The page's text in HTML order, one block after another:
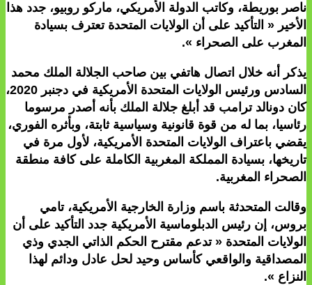
ناصر بوريطة، وكاتب الدولة الأمريكي، ماركو روبيو، جدد هذا
الأخير « التأكيد على أن الولايات المتحدة تعترف بسيادة
المغرب على الصحراء ».
يذكر أنه خلال اتصال هاتفي بين صاحب الجلالة الملك محمد
السادس ورئيس الولايات المتحدة الأمريكية في دجنبر 2020،
كان دونالد ترامب قد أبلغ جلالة الملك بأنه أصدر مرسوما
رئاسيا، بما له من قوة قانونية وسياسية ثابتة، وبأثره الفوري،
يقضي باعتراف الولايات المتحدة الأمريكية، لأول مرة في
تاريخها، بسيادة المملكة المغربية الكاملة على كافة منطقة
الصحراء المغربية.
وقالت المتحدثة باسم وزارة الخارجية الأمريكية، تامي
بروس، إن رئيس الدبلوماسية الأمريكية جدد التأكيد على أن
الولايات المتحدة « تدعم مقترح الحكم الذاتي الجدي وذي
المصداقية والواقعي كأساس وحيد لحل عادل ودائم لهذا
النزاع ».